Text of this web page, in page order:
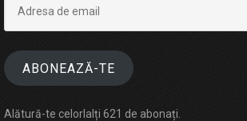
email
ABONEAZĂ-TE
Alătură-te celorlalți 621 de abonați.